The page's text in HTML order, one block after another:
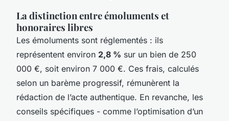
La distinction entre émoluments et
honoraires libres
Les émoluments sont réglementés : ils
représentent environ 2,8 % sur un bien de 250
000 €, soit environ 7 000 €. Ces frais, calculés
selon un barème progressif, rémunèrent la
rédaction de l’acte authentique. En revanche, les
conseils spécifiques - comme l’optimisation d’un